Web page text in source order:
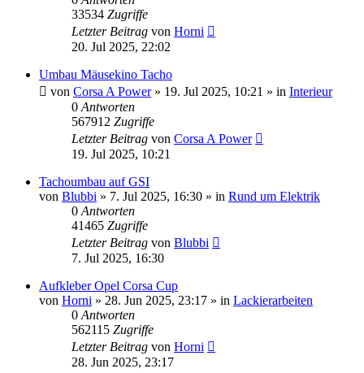
33534 Zugriffe
Letzter Beitrag von Horni
20. Jul 2025, 22:02
Umbau Mäusekino Tacho
von Corsa A Power» 19. Jul 2025, 10:21 » in Interieur
0 Antworten
567912 Zugriffe
Letzter Beitrag von Corsa A Power
19. Jul 2025, 10:21
Tachoumbau auf GSI
von Blubbi » 7. Jul 2025, 16:30 » in Rund um Elektrik
0 Antworten
41465 Zugriffe
Letzter Beitrag von Blubbi
7. Jul 2025, 16:30
Aufkleber Opel Corsa Cup
von Horni » 28. Jun 2025, 23:17 » in Lackierarbeiten
0 Antworten
562115 Zugriffe
Letzter Beitrag von Horni
28. Jun 2025, 23:17